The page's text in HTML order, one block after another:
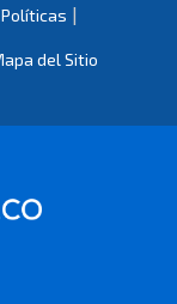
Políticas |
del Sitio
Logo Gobierno